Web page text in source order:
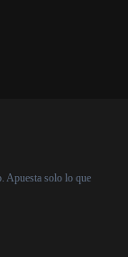
Apuesta solo lo que